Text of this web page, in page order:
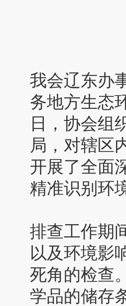
我会辽东办
务地方生态
日，协会组
局，对辖区
开展了全面
精准识别环
排查工作期
以及环境影
死角的检查
学品的储存